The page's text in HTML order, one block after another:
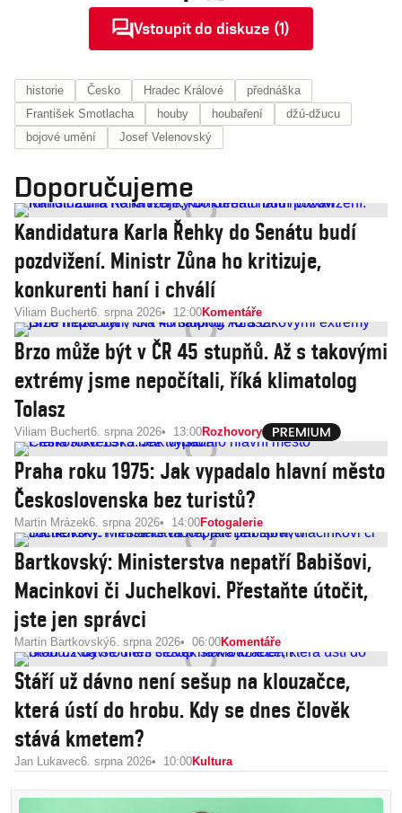
Vstoupit do diskuze (1)
historie Česko Hradec Králové
přednáška
František Smotlacha
houby houbaření
džú-džucu
bojové umění
Josef Velenovský
Doporučujeme
Kandidatura Karla Řehky do Senátu budí
pozdvižení. Ministr Zůna ho kritizuje,
konkurenti haní i chválí
Viliam Buchert6. srpna 2026 12:00Komentáře
Brzo může být v ČR 45 stupňů. Až s takovými
extrémy jsme nepočítali, říká klimatolog
Tolasz
Viliam Buchert6. srpna 2026 13:00Rozhovory
Praha roku 1975: Jak vypadalo hlavní město
Československa bez turistů?
Martin Mrázek6. srpna 2026 14:00Fotogalerie
Bartkovský: Ministerstva nepatří Babišovi,
Macinkovi či Juchelkovi. Přestaňte útočit,
jste jen správci
Martin Bartkovský6. srpna 2026 06:00Komentáře
Stáří už dávno není sešup na klouzačce,
která ústí do hrobu. Kdy se dnes člověk
stává kmetem?
Jan Lukavec6. srpna 2026 10:00Kultura